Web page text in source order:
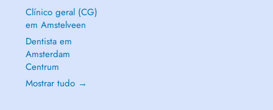
Clínico geral (CG)
em Amstelveen
Dentista em
Amsterdam
Centrum
Mostrar tudo →